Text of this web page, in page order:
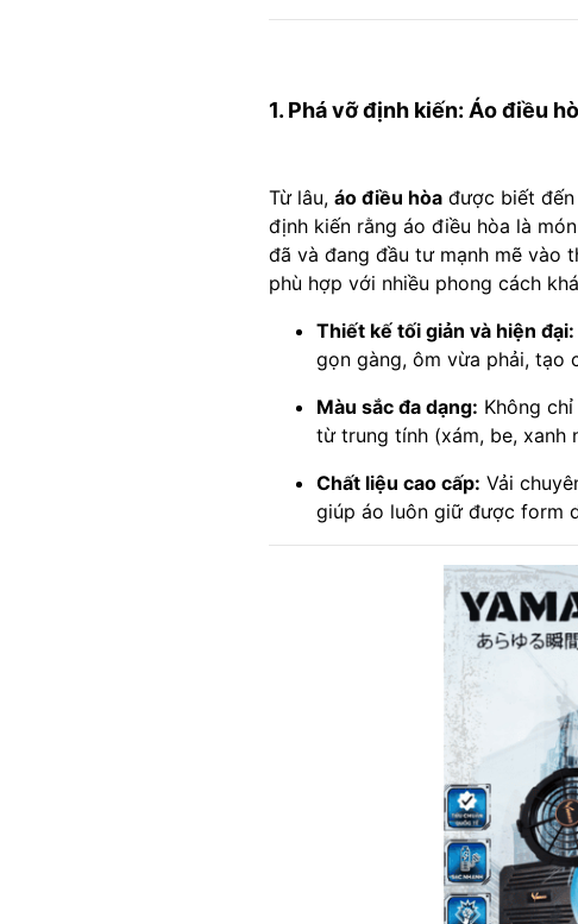
1. Phá vỡ định kiến: Áo điều
Từ lâu, áo điều hòađược biết đến
định kiến rằng áo điều hòa là
đã và đang đầu tư mạnh mẽ vào
phù hợp với nhiều phong cách
Thiết kế tối giản và hiện đại:
gọn gàng, ôm vừa phải, tạo
Màu sắc đa dạng: Không
từ trung tính (xám, be, xanh
Chất liệu cao cấp: Vải
giúp áo luôn giữ được form